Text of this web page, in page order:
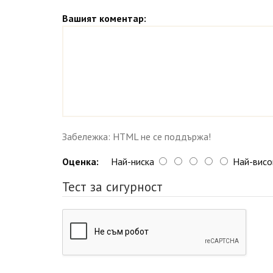
Вашият коментар:
Забележка: HTML не се поддържа!
Оценка: Най-ниска Най-
Тест за сигурност